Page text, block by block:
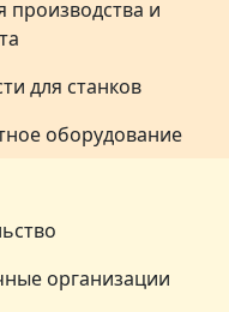
производства и
для станков
оборудование
организации